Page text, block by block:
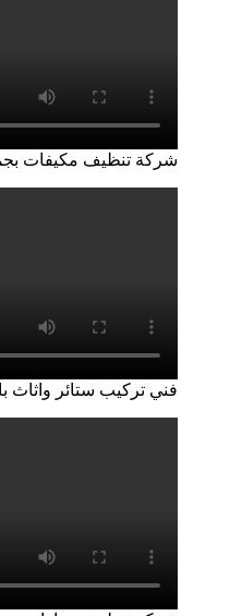
شركة تنظيف مكيفات
فني تركيب ستائر واثاث